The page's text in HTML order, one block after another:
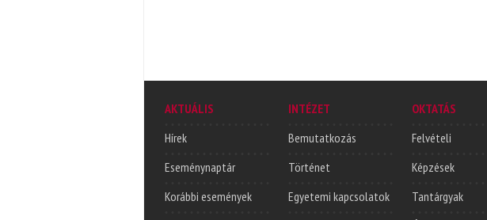
AKTUÁLIS
Hírek
Eseménynaptár
Korábbi események
INTÉZET
Bemutatkozás
Történet
Egyetemi kapcsolatok
OKTATÁS
Felvételi
Képzések
Tantárgyak